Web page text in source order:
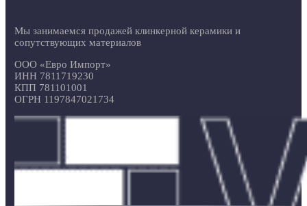
Мы занимаемся продажей клинкерной керамики и
сопутствующих материалов
ООО «Евро Импорт»
ИНН 7811719230
КПП 781101001
ОГРН 1197847021734